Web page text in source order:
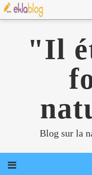
"Il
Blog sur la